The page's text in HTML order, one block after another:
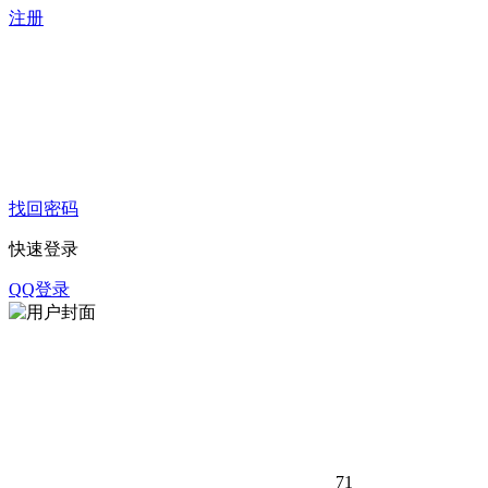
注册
找回密码
快速登录
QQ登录
71